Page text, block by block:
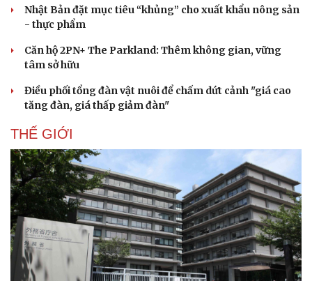
Khuôn khổ liên kết kinh tế ASEAN-Cơ hội cho
Việt Nam
Quảng Ngãi xin điều chỉnh thiết kế cầu Ia Chim 169 tỷ
đồng để gỡ vướng thi công
Nhật Bản đặt mục tiêu “khủng” cho xuất khẩu nông sản
- thực phẩm
Căn hộ 2PN+ The Parkland: Thêm không gian, vững
tâm sở hữu
Điều phối tổng đàn vật nuôi để chấm dứt cảnh "giá cao
tăng đàn, giá thấp giảm đàn"
THẾ GIỚI